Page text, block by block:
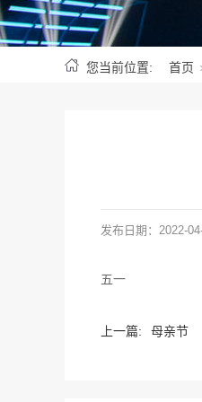
您当前位置: 首页
发布日期： 2022-
五一
上一篇: 母亲节